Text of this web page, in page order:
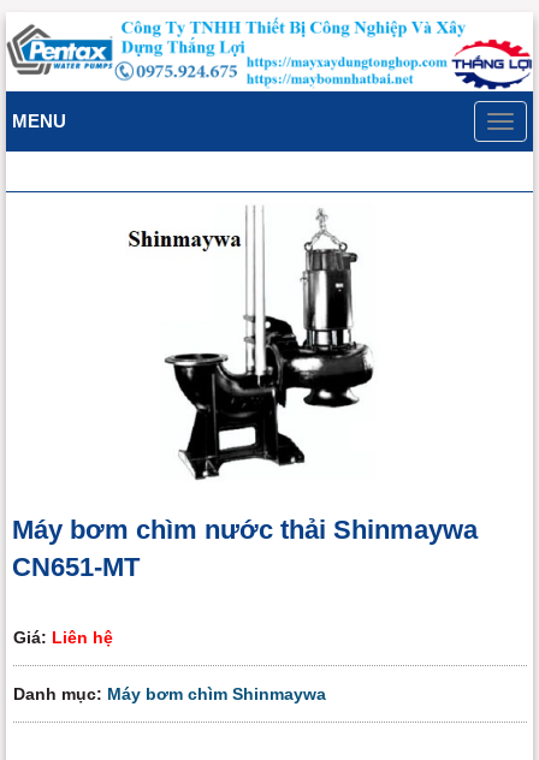
MENU
Máy bơm chìm nước thải Shinmaywa
CN651-MT
Giá: Liên hệ
Danh mục: Máy bơm chìm Shinmaywa